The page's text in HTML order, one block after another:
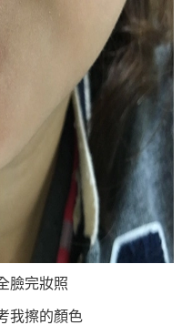
臉完妝照
我擦的顏色